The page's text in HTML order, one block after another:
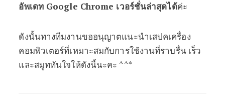
อัพเดท Google Chrome เวอร์ชั่นล่าสุดได้ค่ะ
ดังนั้นทางทีมงานขออนุญาตแนะนำเสปคเครื่อง
คอมพิวเตอร์ที่เหมาะสมกับการใช้งานที่ราบรื่น เร็ว
และสมูททันใจให้ดังนี้นะคะ ^^*